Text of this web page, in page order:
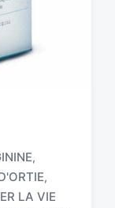
,
,
LA VIE